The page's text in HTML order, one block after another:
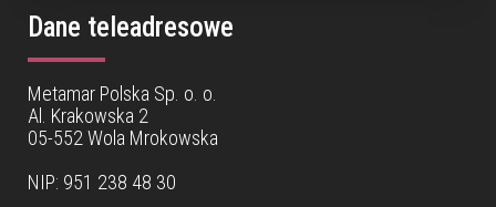
Dane teleadresowe
Metamar Polska Sp. o. o.
Al. Krakowska 2
05-552 Wola Mrokowska
NIP: 951 238 48 30